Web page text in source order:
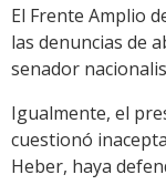
El Frente Amplio
las denuncias de
senador
Igualmente, el
cuestionó
Heber, haya